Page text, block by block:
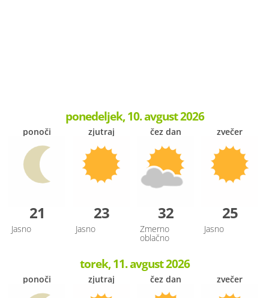
ponedeljek, 10. avgust 2026
ponoči
21
Jasno
zjutraj
23
Jasno
čez dan
32
Zmerno
oblačno
zvečer
25
Jasno
torek, 11. avgust 2026
ponoči zjutraj čez dan zvečer